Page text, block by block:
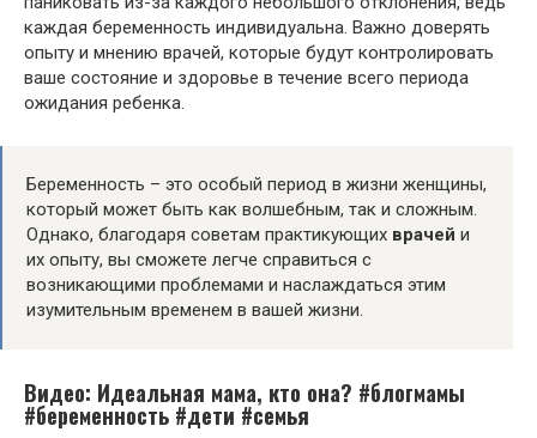
каждая беременность индивидуальна. Важно доверять
опыту и мнению врачей, которые будут контролировать
ваше состояние и здоровье в течение всего периода
ожидания ребенка.
Беременность – это особый период в жизни женщины,
который может быть как волшебным, так и сложным.
Однако, благодаря советам практикующих врачей и
их опыту, вы сможете легче справиться с
возникающими проблемами и наслаждаться этим
изумительным временем в вашей жизни.
Видео: Идеальная мама, кто она? #блогмамы
#беременность #дети #семья